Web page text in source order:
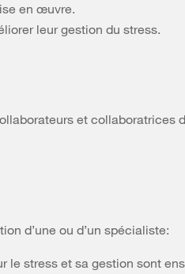
en œuvre.
leur gestion du stress.
et collaboratrices
d’une ou d’un spécialiste:
le stress et sa gestion sont